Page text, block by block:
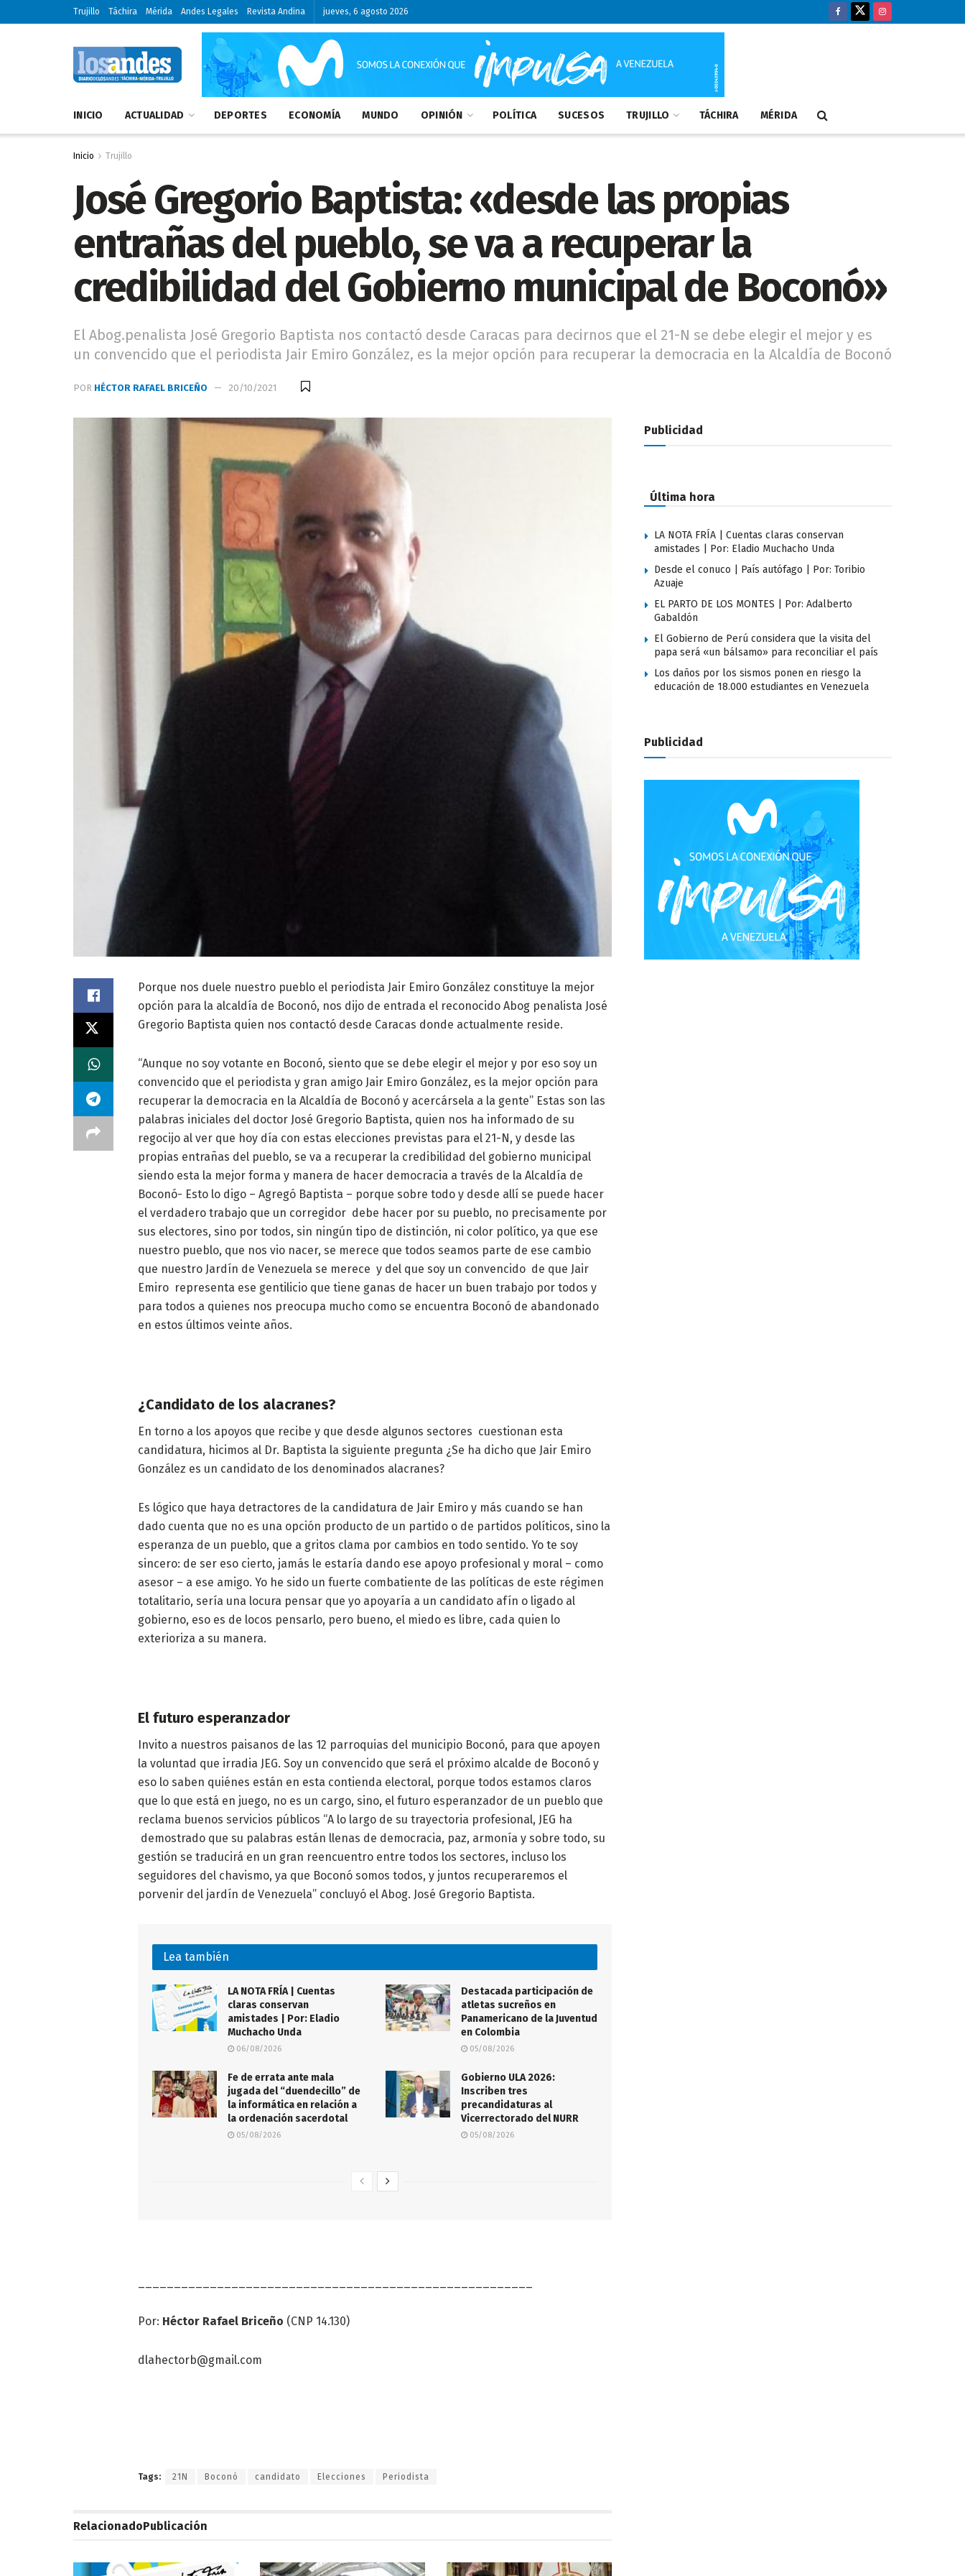
Trujillo Táchira Mérida Andes Legales Revista Andina jueves, 6 agosto 2026
INICIO ACTUALIDAD DEPORTES ECONOMÍA MUNDO OPINIÓN POLÍTICA SUCESOS TRUJILLO TÁCHIRA MÉRIDA
Inicio Trujillo
José Gregorio Baptista: «desde las propias
entrañas del pueblo, se va a recuperar la
credibilidad del Gobierno municipal de Boconó»
El Abog.penalista José Gregorio Baptista nos contactó desde Caracas para decirnos que el 21-N se debe elegir el mejor y es
un convencido que el periodista Jair Emiro González, es la mejor opción para recuperar la democracia en la Alcaldía de Boconó
POR HÉCTOR RAFAEL BRICEÑO 20/10/2021
Porque nos duele nuestro pueblo el periodista Jair Emiro González constituye la mejor
opción para la alcaldía de Boconó, nos dijo de entrada el reconocido Abog penalista José
Gregorio Baptista quien nos contactó desde Caracas donde actualmente reside.
“Aunque no soy votante en Boconó, siento que se debe elegir el mejor y por eso soy un
convencido que el periodista y gran amigo Jair Emiro González, es la mejor opción para
recuperar la democracia en la Alcaldía de Boconó y acercársela a la gente” Estas son las
palabras iniciales del doctor José Gregorio Baptista, quien nos ha informado de su
regocijo al ver que hoy día con estas elecciones previstas para el 21-N, y desde las
propias entrañas del pueblo, se va a recuperar la credibilidad del gobierno municipal
siendo esta la mejor forma y manera de hacer democracia a través de la Alcaldía de
Boconó- Esto lo digo – Agregó Baptista – porque sobre todo y desde allí se puede hacer
el verdadero trabajo que un corregidor debe hacer por su pueblo, no precisamente por
sus electores, sino por todos, sin ningún tipo de distinción, ni color político, ya que ese
nuestro pueblo, que nos vio nacer, se merece que todos seamos parte de ese cambio
que nuestro Jardín de Venezuela se merece y del que soy un convencido de que Jair
Emiro representa ese gentilicio que tiene ganas de hacer un buen trabajo por todos y
para todos a quienes nos preocupa mucho como se encuentra Boconó de abandonado
en estos últimos veinte años.
¿Candidato de los alacranes?
En torno a los apoyos que recibe y que desde algunos sectores cuestionan esta
candidatura, hicimos al Dr. Baptista la siguiente pregunta ¿Se ha dicho que Jair Emiro
González es un candidato de los denominados alacranes?
Es lógico que haya detractores de la candidatura de Jair Emiro y más cuando se han
dado cuenta que no es una opción producto de un partido o de partidos políticos, sino la
esperanza de un pueblo, que a gritos clama por cambios en todo sentido. Yo te soy
sincero: de ser eso cierto, jamás le estaría dando ese apoyo profesional y moral – como
asesor – a ese amigo. Yo he sido un fuerte combatiente de las políticas de este régimen
totalitario, sería una locura pensar que yo apoyaría a un candidato afín o ligado al
gobierno, eso es de locos pensarlo, pero bueno, el miedo es libre, cada quien lo
exterioriza a su manera.
El futuro esperanzador
Invito a nuestros paisanos de las 12 parroquias del municipio Boconó, para que apoyen
la voluntad que irradia JEG. Soy un convencido que será el próximo alcalde de Boconó y
eso lo saben quiénes están en esta contienda electoral, porque todos estamos claros
que lo que está en juego, no es un cargo, sino, el futuro esperanzador de un pueblo que
reclama buenos servicios públicos “A lo largo de su trayectoria profesional, JEG ha
demostrado que su palabras están llenas de democracia, paz, armonía y sobre todo, su
gestión se traducirá en un gran reencuentro entre todos los sectores, incluso los
seguidores del chavismo, ya que Boconó somos todos, y juntos recuperaremos el
porvenir del jardín de Venezuela” concluyó el Abog. José Gregorio Baptista.
Lea también
LA NOTA FRÍA | Cuentas
claras conservan
amistades | Por: Eladio
Muchacho Unda
06/08/2026
Destacada participación de
atletas sucreños en
Panamericano de la Juventud
en Colombia
05/08/2026
Fe de errata ante mala
jugada del “duendecillo” de
la informática en relación a
la ordenación sacerdotal
05/08/2026
Gobierno ULA 2026:
Inscriben tres
precandidaturas al
Vicerrectorado del NURR
05/08/2026
Por: Héctor Rafael Briceño (CNP 14.130)
dlahectorb@gmail.com
Tags: 21N Boconó candidato Elecciones Periodista
RelacionadoPublicación
Publicidad
Última hora
LA NOTA FRÍA | Cuentas claras conservan
amistades | Por: Eladio Muchacho Unda
Desde el conuco | País autófago | Por: Toribio
Azuaje
EL PARTO DE LOS MONTES | Por: Adalberto
Gabaldón
El Gobierno de Perú considera que la visita del
papa será «un bálsamo» para reconciliar el país
Los daños por los sismos ponen en riesgo la
educación de 18.000 estudiantes en Venezuela
Publicidad